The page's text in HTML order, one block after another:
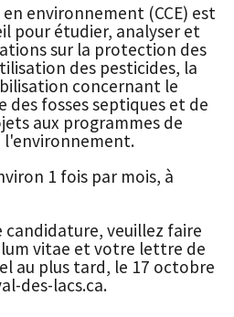
environnement (CCE) est
pour étudier, analyser et
sur la protection des
des pesticides, la
concernant le
des fosses septiques et de
aux programmes de
l'environnement.
1 fois par mois, à
veuillez faire
vitae et votre lettre de
au plus tard, le 17 octobre
des-lacs.ca.